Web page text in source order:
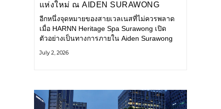
แห่งใหม่ ณ AIDEN SURAWONG
BANGKOK
อีกหนึ่งจุดหมายของสายเวลเนสที่ไม่ควรพลาด
เมื่อ HARNN Heritage Spa Surawong เปิด
ตัวอย่างเป็นทางการภายใน Aiden Surawong
ของเมืองใหญ่ มาสัมผัสประสบการณ์การพักผ่อน
July 2, 2026